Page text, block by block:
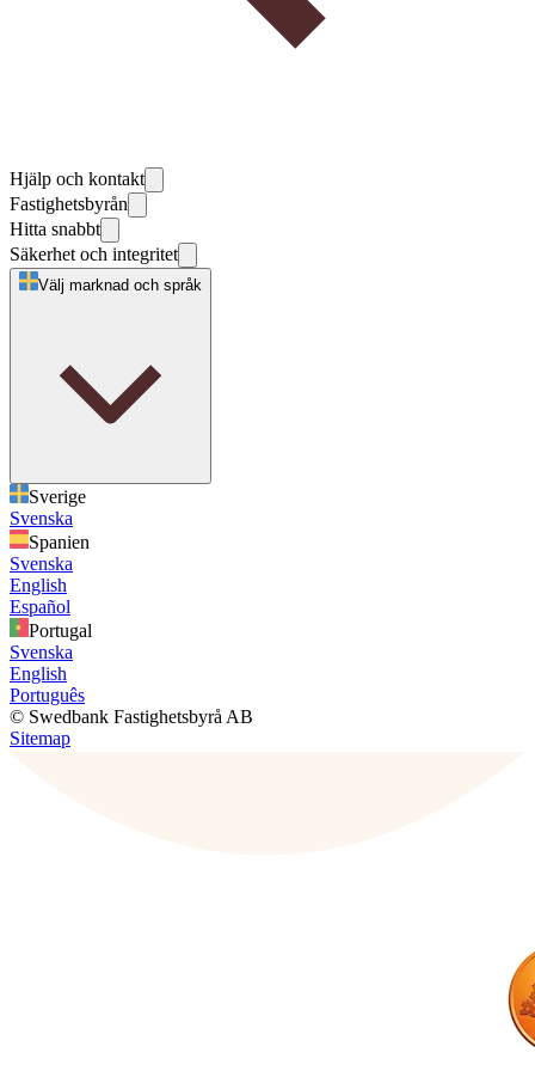
Hjälp och kontakt
Fastighetsbyrån
Hitta snabbt
Säkerhet och integritet
Välj marknad och språk
Sverige
Svenska
Spanien
Svenska
English
Español
Portugal
Svenska
English
Português
© Swedbank Fastighetsbyrå AB
Sitemap